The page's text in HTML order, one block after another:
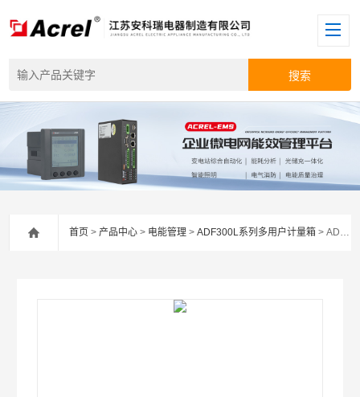
首页 >产品中心 > 电能管理 >ADF300L系列多用户计量箱 > ADF300L多用户计量箱电能表